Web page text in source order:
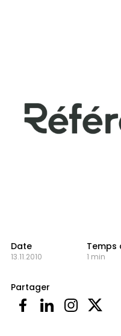
Date
13.11.2010
Temps
1 min
Partager